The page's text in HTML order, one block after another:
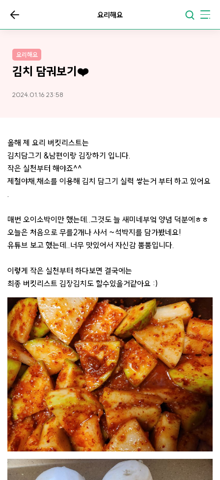
요리해요
요리해요
김치 담궈보기❤️
2024.01.16 23:58
올해 제 요리 버킷리스트는
김치담그기 &남편이랑 김장하기 입니다.
작은 실천부터 해야죠^^
제철야채,채소를 이용해 김치 담그기 실력 쌓는거 부터 하고 있어요
.
매번 오이소박이만 했는데..그것도 늘 새미네부엌 양념 덕분에ㅎㅎ
오늘은 처음으로 무를2개나 사서 ~석박지를 담가봤네요!
유튜브 보고 했는데..너무 맛있어서 자신감 뿜뿜입니다.
이렇게 작은 실천부터 하다보면 결국에는
최종 버킷리스트 김장김치도 할수있을거같아요 :)